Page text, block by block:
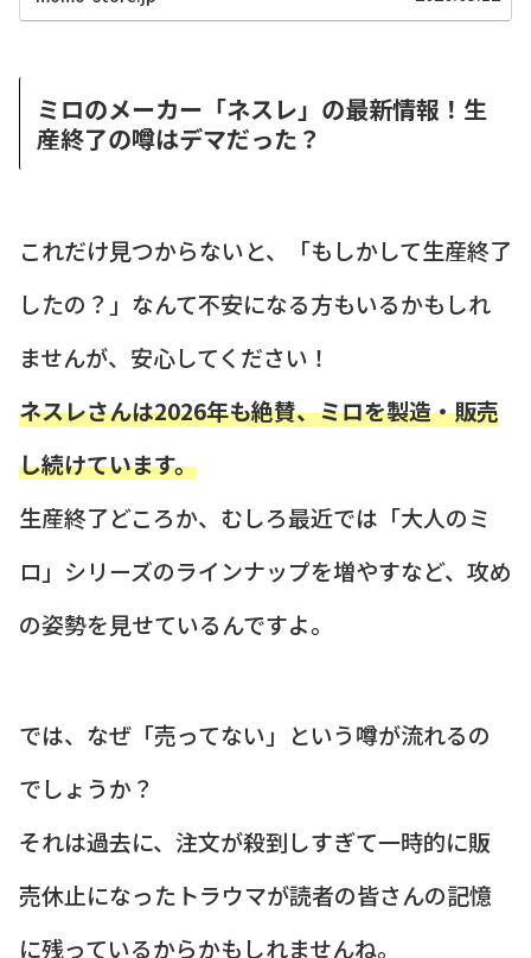
った身近なものがオシャ...
ミロのメーカー「ネスレ」の最新情報！生
産終了の噂はデマだった？
これだけ見つからないと、「もしかして生産終了
したの？」なんて不安になる方もいるかもしれ
ませんが、安心してください！
ネスレさんは2026年も絶賛、ミロを製造・販売
し続けています。
生産終了どころか、むしろ最近では「大人のミ
ロ」シリーズのラインナップを増やすなど、攻め
の姿勢を見せているんですよ。
では、なぜ「売ってない」という噂が流れるの
でしょうか？
それは過去に、注文が殺到しすぎて一時的に販
売休止になったトラウマが読者の皆さんの記憶
に残っているからかもしれませんね。